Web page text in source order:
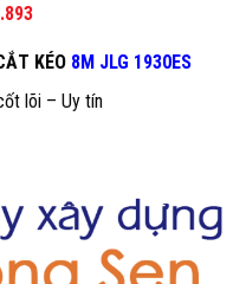
KÉO 8M JLG 1930ES
lõi – Uy tín